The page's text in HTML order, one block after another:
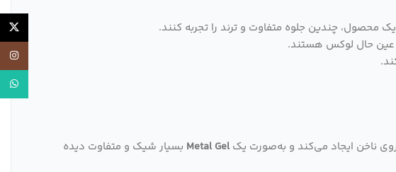
محصول، چندین جلوه متفاوت و ترند را تجربه کنند.
عین حال لوکس هستند.
ناخن ایجاد می‌کند و به‌صورت یکMetal Gel بسیار شیک و متفاوت دیده
واتساپ